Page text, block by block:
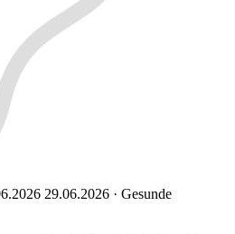
29.06.2026 · Gesunde